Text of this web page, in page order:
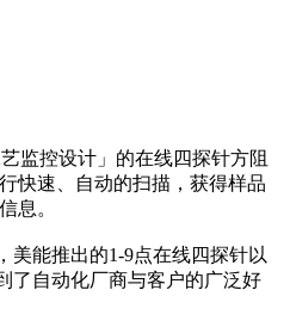
监控设计」的在线四探针方阻
快速、自动的扫描，获得样品
息。
美能推出的1-9点在线四探针以
了自动化厂商与客户的广泛好